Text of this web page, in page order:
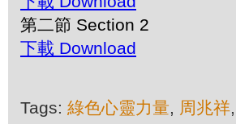
第二節 Section 2
下載 Download
Tags: 綠色心靈力量, 周兆祥